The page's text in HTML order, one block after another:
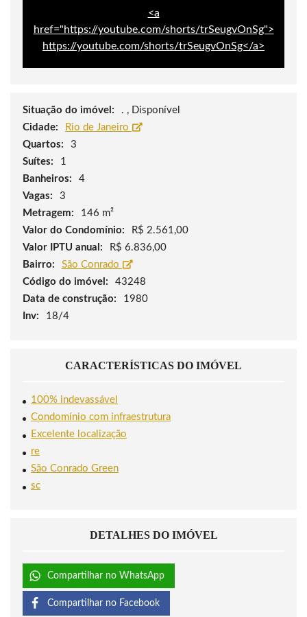
<a
href="https://youtube.com/shorts/trSeugvOnSg">
https://youtube.com/shorts/trSeugvOnSg</a>
Situação do imóvel:
. , Disponível
Cidade:
Rio de Janeiro
Quartos:
3
Suítes:
1
Banheiros:
4
Vagas:
3
Metragem:
146 m²
Valor do Condomínio:
R$ 2.561,00
Valor IPTU anual:
R$ 6.836,00
Bairro:
São Conrado
Código do imóvel:
43248
Data de construção:
1980
Inv:
18/4
CARACTERÍSTICAS DO IMÓVEL
100% indevassável
Condomínio com infraestrutura
Excelente localização
re
São Conrado Green
sc
DETALHES DO IMÓVEL
Compartilhar no WhatsApp
Compartilhar no Facebook